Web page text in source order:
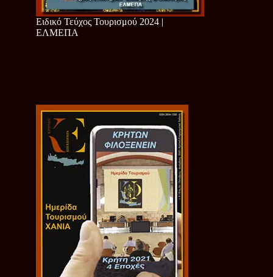
Ειδικό Τεύχος Τουρισμού 2024 |
ΕΛΜΕΠΑ